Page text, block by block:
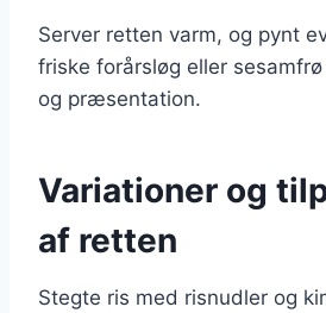
Server retten varm, og pynt
friske forårsløg eller
og præsentation.
Variationer og
af retten
Stegte ris med risnudler og